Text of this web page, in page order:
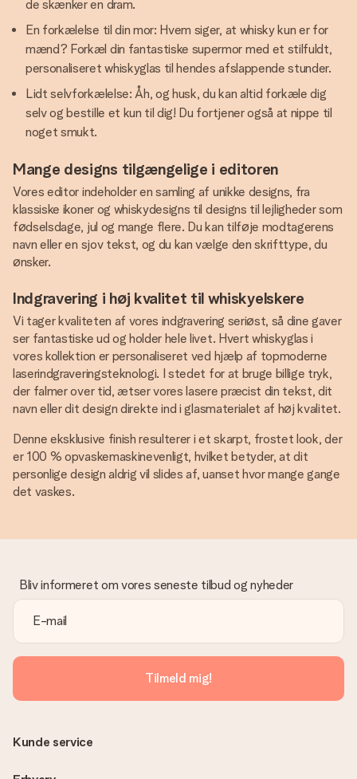
de skænker en dram.
En forkælelse til din mor: Hvem siger, at whisky kun er for
mænd? Forkæl din fantastiske supermor med et stilfuldt,
personaliseret whiskyglas til hendes afslappende stunder.
Lidt selvforkælelse: Åh, og husk, du kan altid forkæle dig
selv og bestille et kun til dig! Du fortjener også at nippe til
noget smukt.
Mange designs tilgængelige i editoren
Vores editor indeholder en samling af unikke designs, fra
klassiske ikoner og whiskydesigns til designs til lejligheder som
fødselsdage, jul og mange flere. Du kan tilføje modtagerens
navn eller en sjov tekst, og du kan vælge den skrifttype, du
ønsker.
Indgravering i høj kvalitet til whiskyelskere
Vi tager kvaliteten af vores indgravering seriøst, så dine gaver
ser fantastiske ud og holder hele livet. Hvert whiskyglas i
vores kollektion er personaliseret ved hjælp af topmoderne
laserindgraveringsteknologi. I stedet for at bruge billige tryk,
der falmer over tid, ætser vores lasere præcist din tekst, dit
navn eller dit design direkte ind i glasmaterialet af høj kvalitet.
Denne eksklusive finish resulterer i et skarpt, frostet look, der
er 100 % opvaskemaskinevenligt, hvilket betyder, at dit
personlige design aldrig vil slides af, uanset hvor mange gange
det vaskes.
Bliv informeret om vores seneste tilbud og nyheder
Tilmeld mig!
Kunde service